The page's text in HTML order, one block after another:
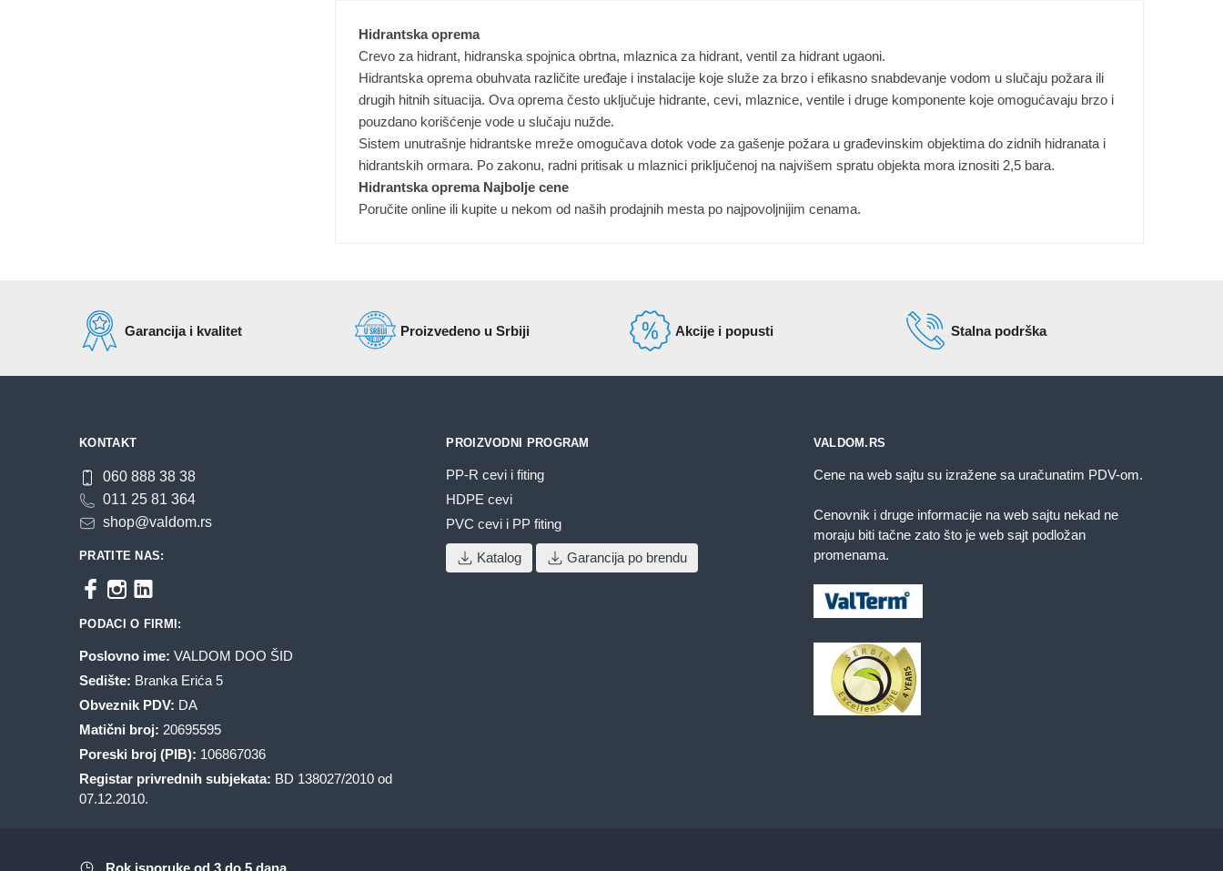
Hidrantska oprema
Crevo za hidrant, hidranska spojnica obrtna, mlaznica za hidrant, ventil za hidrant ugaoni.
Hidrantska oprema obuhvata različite uređaje i instalacije koje služe za brzo i efikasno snabdevanje vodom u slučaju požara ili
drugih hitnih situacija. Ova oprema često uključuje hidrante, cevi, mlaznice, ventile i druge komponente koje omogućavaju brzo i
pouzdano korišćenje vode u slučaju nužde.
Sistem unutrašnje hidrantske mreže omogučava dotok vode za gašenje požara u građevinskim objektima do zidnih hidranata i
hidrantskih ormara. Po zakonu, radni pritisak u mlaznici priključenoj na najvišem spratu objekta mora iznositi 2,5 bara.
Hidrantska oprema Najbolje cene
Poručite online ili kupite u nekom od naših prodajnih mesta po najpovoljnijim cenama.
Garancija i kvalitet Proizvedeno u Srbiji Akcije i popusti Stalna podrška
KONTAKT
060 888 38 38
011 25 81 364
shop@valdom.rs
PRATITE NAS:
PODACI O FIRMI:
Poslovno ime: VALDOM DOO ŠID
Sedište: Branka Erića 5
Obveznik PDV: DA
Matični broj: 20695595
Poreski broj (PIB): 106867036
Registar privrednih subjekata: BD 138027/2010 od
07.12.2010.
PROIZVODNI PROGRAM
PP-R cevi i fiting
HDPE cevi
PVC cevi i PP fiting
Katalog Garancija po brendu
VALDOM.RS
Cene na web sajtu su izražene sa uračunatim PDV-om.
Cenovnik i druge informacije na web sajtu nekad ne
moraju biti tačne zato što je web sajt podložan
promenama.